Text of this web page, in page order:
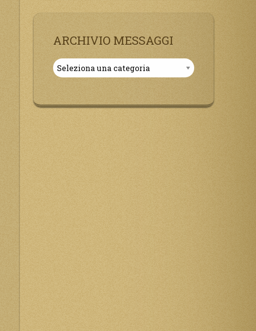
ARCHIVIO MESSAGGI
Archivio
Messaggi